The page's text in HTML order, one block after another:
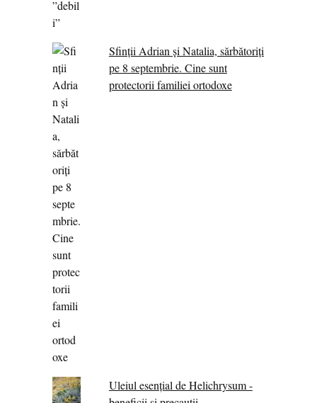
Sfinții Adrian și Natalia, sărbătoriți
pe 8 septembrie. Cine sunt
protectorii familiei ortodoxe
Uleiul esențial de Helichrysum -